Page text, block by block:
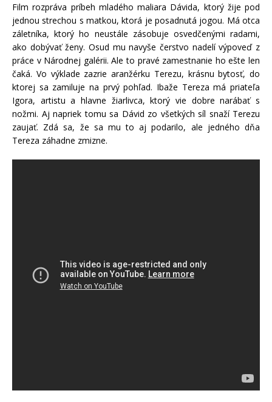
Film rozpráva príbeh mladého maliara Dávida, ktorý žije pod
jednou strechou s matkou, ktorá je posadnutá jogou. Má otca
záletníka, ktorý ho neustále zásobuje osvedčenými radami,
ako dobývať ženy. Osud mu navyše čerstvo nadelí výpoveď z
práce v Národnej galérii. Ale to pravé zamestnanie ho ešte len
čaká. Vo výklade zazrie aranžérku Terezu, krásnu bytosť, do
ktorej sa zamiluje na prvý pohľad. Ibaže Tereza má priateľa
Igora, artistu a hlavne žiarlivca, ktorý vie dobre narábať s
nožmi. Aj napriek tomu sa Dávid zo všetkých síl snaží Terezu
zaujať. Zdá sa, že sa mu to aj podarilo, ale jedného dňa
Tereza záhadne zmizne.